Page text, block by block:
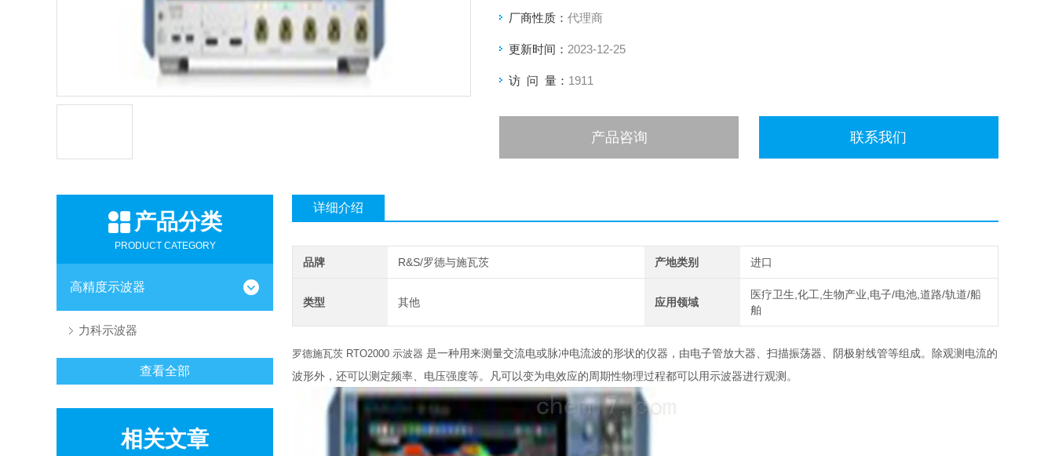
厂商性质： 代理商
更新时间： 2023-12-25
访 问 量： 1911
产品咨询 联系我们
产品分类
PRODUCT CATEGORY
高精度示波器
力科示波器
查看全部
相关文章
详细介绍
品牌 R&S/罗德与施瓦茨 产地类别 进口
类型 其他 应用领域
医疗卫生,化工,生物产业,电子/电池,道路/轨道/船
舶
罗德施瓦茨 RTO2000 示波器 是一种用来测量交流电或脉冲电流波的形状的仪器，由电子管放大器、扫描振荡器、阴极射线管等组成。除观测电流的
波形外，还可以测定频率、电压强度等。凡可以变为电效应的周期性物理过程都可以用示波器进行观测。